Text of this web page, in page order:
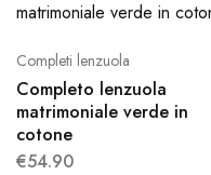
Completi lenzuola
Completo lenzuola
matrimoniale verde in
cotone
€54.90